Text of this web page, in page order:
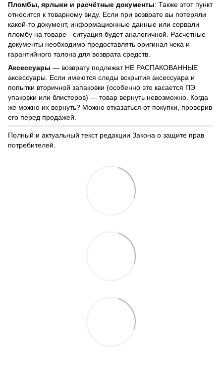
Пломбы, ярлыки и расчётные документы: Также этот пункт
относится к товарному виду. Если при возврате вы потеряли
какой-то документ, информационные данные или сорвали
пломбу на товаре - ситуация будет аналогичной. Расчетные
документы необходимо предоставлять оригинал чека и
гарантийного талона для возврата средств.
Аксессуары — возврату подлежат НЕ РАСПАКОВАННЫЕ
аксессуары. Если имеются следы вскрытия аксессуара и
попытки вторичной запаковки (особенно это касается ПЭ
упаковки или блистеров) — товар вернуть невозможно. Когда
же можно их вернуть? Можно отказаться от покупки, проверив
его перед продажей.
Полный и актуальный текст редакции Закона о защите прав
потребителей.